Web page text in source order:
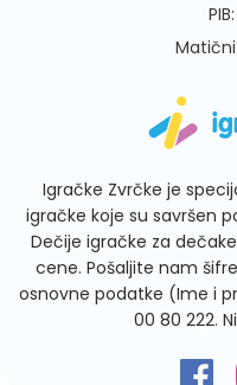
Matični
Igračke Zvrčke je
igračke koje su savršen
Dečije igračke za
cene. Pošaljite nam
osnovne podatke (Ime i
00 80 222.